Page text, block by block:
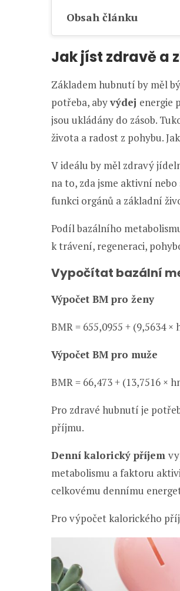
Obsah článku
Jak jíst zdravě a
Základem hubnutí by měl
potřeba, abyvýdej energie
jsou ukládány do zásob.
života a radost z pohybu.
V ideálu by měl zdravý
na to, zda jsme aktivní
funkci orgánů a základní
Podíl bazálního
k trávení, regeneraci,
Vypočítat bazální
Výpočet BM pro ženy
BMR = 655,0955 + (9,5634
Výpočet BM pro muže
BMR = 66,473 + (13,7516 ×
Pro zdravé hubnutí je
příjmu.
Denní kalorický příjem
metabolismu a faktoru
celkovému dennímu
Pro výpočet kalorického